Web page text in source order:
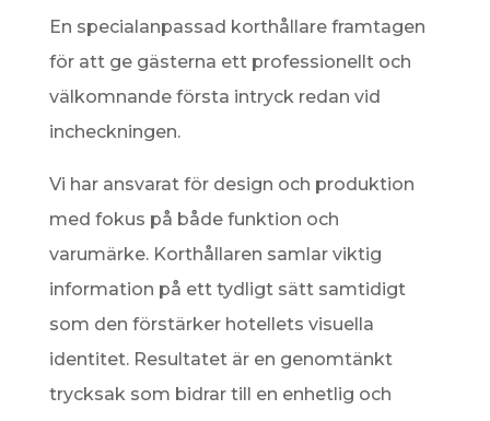
En specialanpassad korthållare framtagen
för att ge gästerna ett professionellt och
välkomnande första intryck redan vid
incheckningen.
Vi har ansvarat för design och produktion
med fokus på både funktion och
varumärke. Korthållaren samlar viktig
information på ett tydligt sätt samtidigt
som den förstärker hotellets visuella
identitet. Resultatet är en genomtänkt
trycksak som bidrar till en enhetlig och